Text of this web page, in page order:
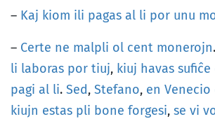
– Kaj kiom ili pagas al li por unu
– Certe ne malpli ol cent monerojn.
li laboras por tiuj, kiuj havas sufiĉe
pagi al li. Sed, Stefano, en Venecio
kiujn estas pli bone forgesi, se vi